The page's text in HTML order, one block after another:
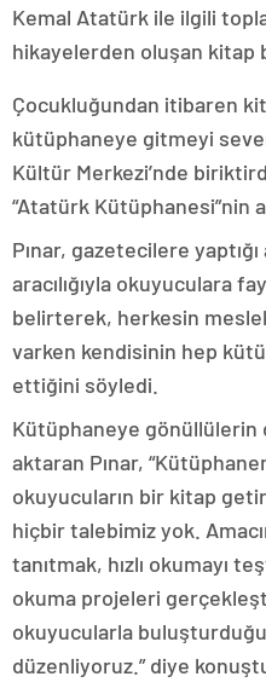
Kemal Atatürk ile ilgili
hikayelerden oluşan kitap
Çocukluğundan itibaren
kütüphaneye gitmeyi
Kültür Merkezi’nde
“Atatürk Kütüphanesi”nin
Pınar, gazetecilere
aracılığıyla okuyuculara
belirterek, herkesin
varken kendisinin hep
ettiğini söyledi.
Kütüphaneye gönüllülerin
aktaran Pınar,
okuyucuların bir kitap
hiçbir talebimiz yok.
tanıtmak, hızlı okumayı
okuma projeleri
okuyucularla
düzenliyoruz.” diye